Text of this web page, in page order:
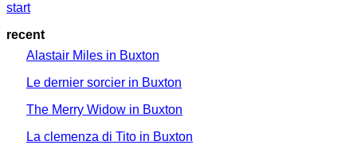
start
recent
Alastair Miles in Buxton
Le dernier sorcier in Buxton
The Merry Widow in Buxton
La clemenza di Tito in Buxton